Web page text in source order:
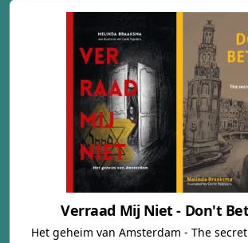
Verraad Mij Niet - Don't
Het geheim van Amsterdam - The